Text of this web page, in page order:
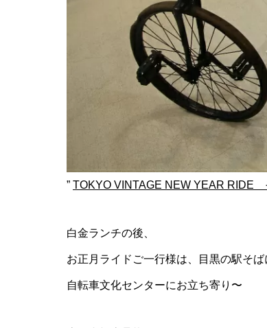
” TOKYO VINTAGE NEW YEAR RIDE
白金ランチの後、
お正月ライドご一行様は、目黒の駅そば
自転車文化センターにお立ち寄り〜